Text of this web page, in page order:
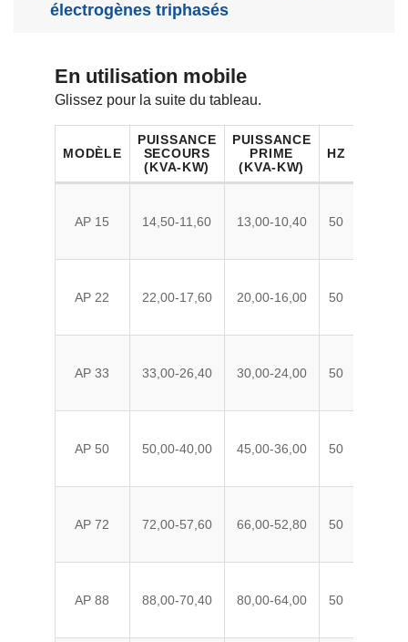
électrogènes triphasés
En utilisation mobile
Glissez pour la suite du tableau.
MODÈLE
PUISSANCE
SECOURS
(KVA-KW)
PUISSANCE
PRIME
(KVA-KW)
HZ
AP 15 14,50-11,60 13,00-10,40 50
AP 22 22,00-17,60 20,00-16,00 50
AP 33 33,00-26,40 30,00-24,00 50
AP 50 50,00-40,00 45,00-36,00 50
AP 72 72,00-57,60 66,00-52,80 50
AP 88 88,00-70,40 80,00-64,00 50